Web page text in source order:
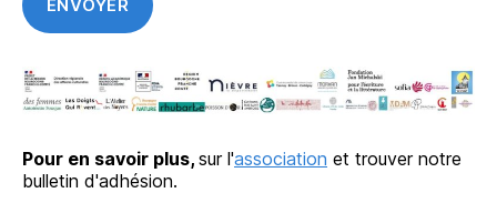
Pour en savoir plus, sur l'association et trouver notre
bulletin d'adhésion.